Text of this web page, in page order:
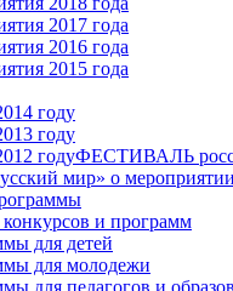
2017 года
2016 года
2015 года
году
году
годуФЕСТИВАЛЬ
мир» о
и программ
для детей
для молодежи
для педагогов и